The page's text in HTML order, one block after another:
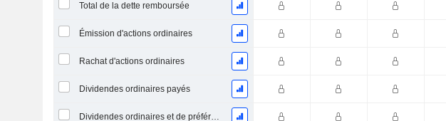
Total de la dette remboursée
Émission d'actions ordinaires
Rachat d'actions ordinaires
Dividendes ordinaires payés
Dividendes ordinaires et de préférence payés